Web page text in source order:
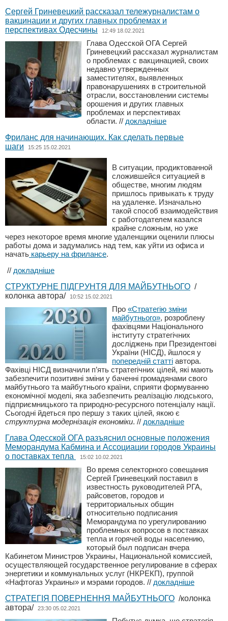
Сергей Гриневецкий рассказал тележурналистам о
вакцинации и других главных проблемах и
перспективах Одесчины
12:49 18.02.2021
Глава Одесской ОГА Сергей
Гриневецкий рассказал журналистам
о проблемах с вакцинацией, своих
недавно утвержденных
заместителях, выявленных
правонарушениях в строительной
отрасли, восстановлении системы
орошения и других главных
проблемах и перспективах
области. // докладніше
Фриланс для начинающих. Как сделать первые
шаги
15:25 15.02.2021
В ситуации, продиктованной
сложившейся ситуацией в
обществе, многим людям
пришлось привыкать к труду
на удаленке. Изначально
такой способ взаимодействия
с работодателем казался
крайне сложным, но уже
через некоторое время многие удаленщики оценили плюсы
работы дома и задумались над тем, как уйти из офиса и
начать карьеру на фрилансе.
// докладніше
СТРУКТУРНЕ ПІДГРУНТЯ ДЛЯ МАЙБУТНЬОГО /
колонка автора/
10:52 15.02.2021
Про «Стратегію зміни
майбутнього», розроблену
фахівцями Національного
інституту стратегічних
досліджень при Президентові
України (НІСД), йшлося у
попередній статті автора.
Фахівці НІСД визначили п’ять стратегічних цілей, які мають
забезпечити позитивні зміни у баченні громадянами свого
майбутнього та майбутнього країни, сприяти формуванню
економічної моделі, яка забезпечить реалізацію людського,
підприємницького та природно-ресурсного потенціалу нації.
Сьогодні йдеться про першу з таких цілей, якою є
структурна модернізація економіки. // докладніше
Глава Одесской ОГА разъяснил основные положения
Меморандума Кабмина и Ассоциации городов Украины
о поставках тепла
15:02 10.02.2021
Во время селекторного совещания
Сергей Гриневецкий поставил в
известность руководителей РГА,
райсоветов, городов и
территориальных общин
относительно подписания
Меморандума по урегулированию
проблемных вопросов в поставках
тепла и горячей воды населению,
который был подписан вчера
Кабинетом Министров Украины, Национальной комиссией,
осуществляющей государственное регулирование в сферах
энергетики и коммунальных услуг (НКРЕКП), группой
«Нафтогаз Украины» и мэрами городов. // докладніше
СТРАТЕГІЯ ПОВЕРНЕННЯ МАЙБУТНЬОГО /колонка
автора/ 23:30 05.02.2021